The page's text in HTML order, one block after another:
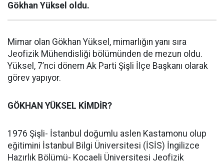
Gökhan Yüksel oldu.
Mimar olan Gökhan Yüksel, mimarlığın yanı sıra
Jeofizik Mühendisliği bölümünden de mezun oldu.
Yüksel, 7’nci dönem Ak Parti Şişli İlçe Başkanı olarak
görev yapıyor.
GÖKHAN YÜKSEL KİMDİR?
1976 Şişli- İstanbul doğumlu aslen Kastamonu olup
eğitimini İstanbul Bilgi Üniversitesi (İSİS) İngilizce
Hazırlık Bölümü- Kocaeli Üniversitesi Jeofizik